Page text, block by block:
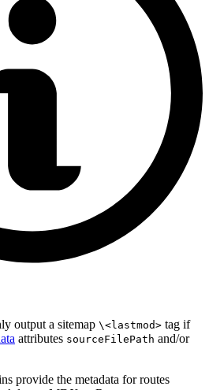
output a sitemap \<lastmod> tag if
attributes sourceFilePath and/or
provide the metadata for routes